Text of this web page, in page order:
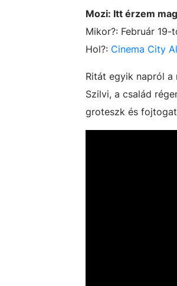
Mozi: Itt érzem
Mikor?: Február 19-
Hol?: Cinema City
Ritát egyik napról a
Szilvi, a család
groteszk és